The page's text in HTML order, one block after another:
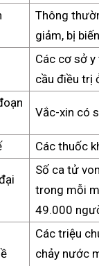
Thông
giảm, bị
Các cơ sở
cầu điều trị
Vắc-xin có
Các thuốc
Số ca tử
trong mỗi
49.000
Các triệu
chảy nước